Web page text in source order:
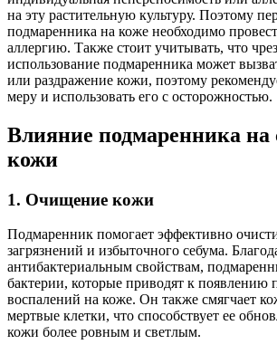
на эту растительную культуру. Поэтому
подмаренника на коже необходимо
аллергию. Также стоит учитывать, что
использование подмаренника может
или раздражение кожи, поэтому
меру и использовать его с осторожностью.
Влияние подмаренника на
кожи
1. Очищение кожи
Подмаренник помогает эффективно
загрязнений и избыточного себума.
антибактериальным свойствам,
бактерии, которые приводят к появлению
воспалений на коже. Он также смягчает
мертвые клетки, что способствует ее
кожи более ровным и светлым.